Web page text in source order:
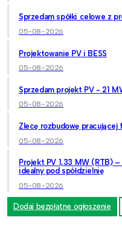
Sprzedam spółki celowe z
05-08-2026
Projektowanie PV i BESS
05-08-2026
Sprzedam projekt PV - 21
05-08-2026
Zlecę rozbudowę pracującej
05-08-2026
Projekt PV 1,33 MW (RTB)
idealny pod spółdzielnię
05-08-2026
Dodaj bezpłatne ogłoszenie